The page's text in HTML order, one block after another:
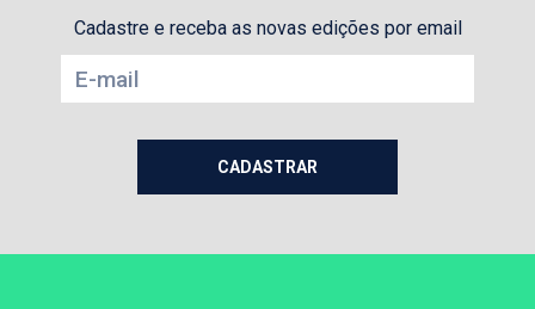
Cadastre e receba as novas edições por email